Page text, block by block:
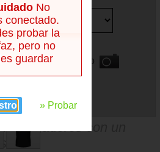
o
jugadores con un
No
conectado.
probar la
pero no
guardar
» Probar